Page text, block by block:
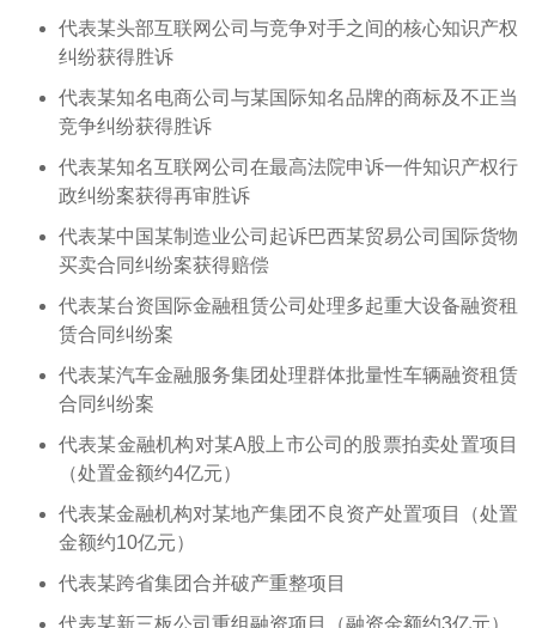
代表某头部互联网公司与竞争对手之间的核心知识产权
纠纷获得胜诉
代表某知名电商公司与某国际知名品牌的商标及不正当
竞争纠纷获得胜诉
代表某知名互联网公司在最高法院申诉一件知识产权行
政纠纷案获得再审胜诉
代表某中国某制造业公司起诉巴西某贸易公司国际货物
买卖合同纠纷案获得赔偿
代表某台资国际金融租赁公司处理多起重大设备融资租
赁合同纠纷案
代表某汽车金融服务集团处理群体批量性车辆融资租赁
合同纠纷案
代表某金融机构对某A股上市公司的股票拍卖处置项目
（处置金额约4亿元）
代表某金融机构对某地产集团不良资产处置项目（处置
金额约10亿元）
代表某跨省集团合并破产重整项目
代表某新三板公司重组融资项目（融资金额约3亿元）